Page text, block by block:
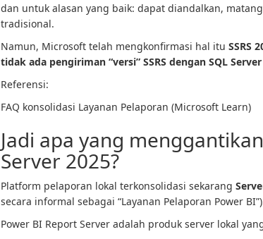
dan untuk alasan yang baik: dapat diandalkan,
tradisional.
Namun, Microsoft telah mengkonfirmasi hal itu SSRS
tidak ada pengiriman “versi” SSRS dengan SQL
Referensi:
FAQ konsolidasi Layanan Pelaporan (Microsoft Learn)
Jadi apa yang menggantikan
Server 2025?
Platform pelaporan lokal terkonsolidasi sekarang
secara informal sebagai “Layanan Pelaporan Power
Power BI Report Server adalah produk server lokal